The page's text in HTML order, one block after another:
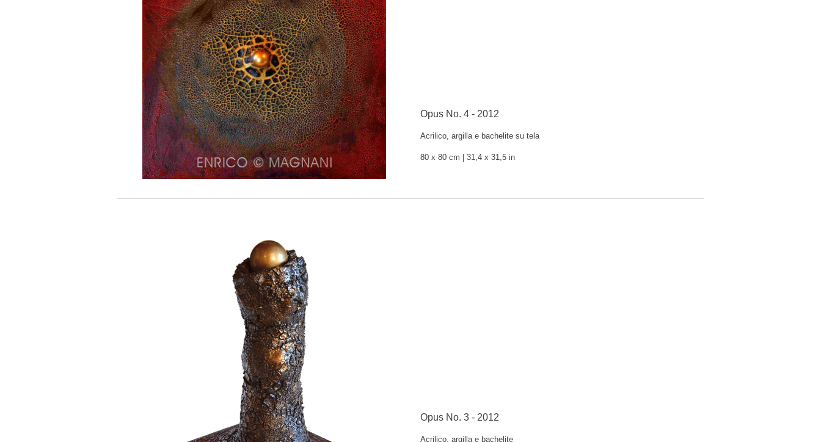
Opus No. 4 - 2012
Acrilico, argilla e bachelite su tela
80 x 80 cm | 31,4 x 31,5 in
Opus No. 3 - 2012
Acrilico, argilla e bachelite